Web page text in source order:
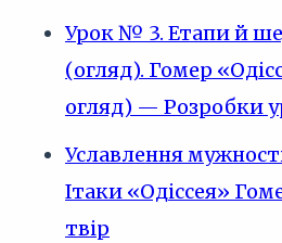
Урок № 3. Етапи й
(огляд). Гомер
огляд) — Розробки
Уславлення
Ітаки «Одіссея»
твір